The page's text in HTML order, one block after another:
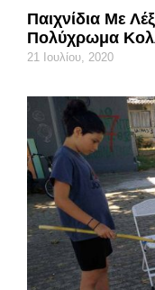
Παιχνίδια Με
Πολύχρωμα
21 Ιουλίου, 2020